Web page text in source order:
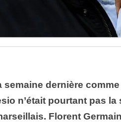
semaine dernière
n’était pourtant pas
Florent